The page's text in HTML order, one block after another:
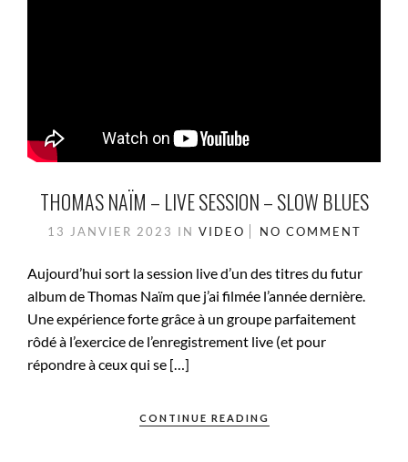
THOMAS NAÏM – LIVE SESSION – SLOW BLUES
13 JANVIER 2023 IN VIDEO NO COMMENT
Aujourd’hui sort la session live d’un des titres du futur
album de Thomas Naïm que j’ai filmée l’année dernière.
Une expérience forte grâce à un groupe parfaitement
rôdé à l’exercice de l’enregistrement live (et pour
répondre à ceux qui se […]
CONTINUE READING